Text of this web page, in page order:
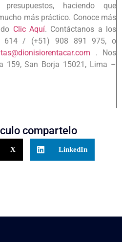
haciendo que
más práctico. Conoce más
Clic Aquí. Contáctanos a los
614 / (+51) 908 891 975, o
. Nos
159, San Borja 15021, Lima –
compartelo
X LinkedIn